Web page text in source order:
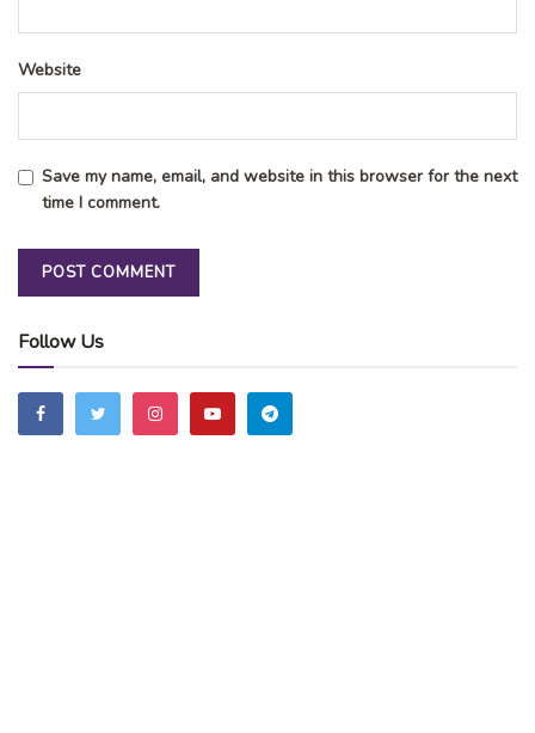
Website
Save my name, email, and website in this browser for the next
time I comment.
Follow Us